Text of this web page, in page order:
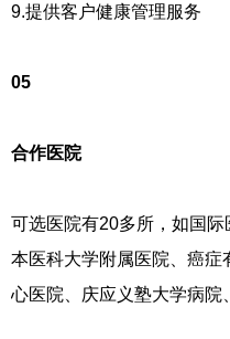
9.提供客户健康管理服务
05
合作医院
可选医院有20多所，如国
本医科大学附属医院、癌症
心医院、庆应义塾大学病院